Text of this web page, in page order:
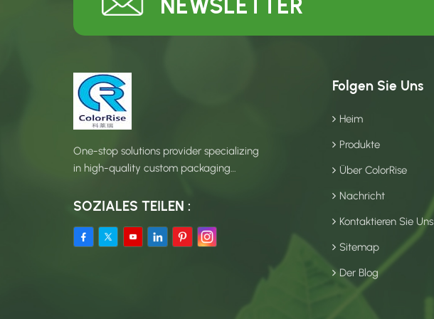
NEWSLETTER
One-stop solutions provider specializing
in high-quality custom packaging
SOZIALES TEILEN :
Folgen Sie Uns
Heim
Produkte
Über ColorRise
Nachricht
Kontaktieren Sie Uns
Sitemap
Der Blog